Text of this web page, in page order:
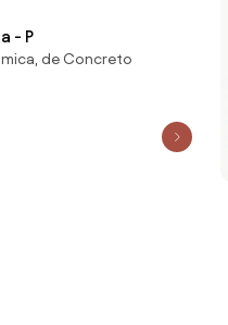
- P
de Concreto